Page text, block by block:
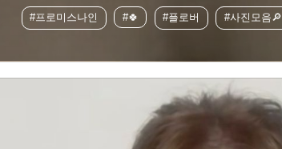
#프로미스나인 #🍀 #플로버 #사진모음🔎